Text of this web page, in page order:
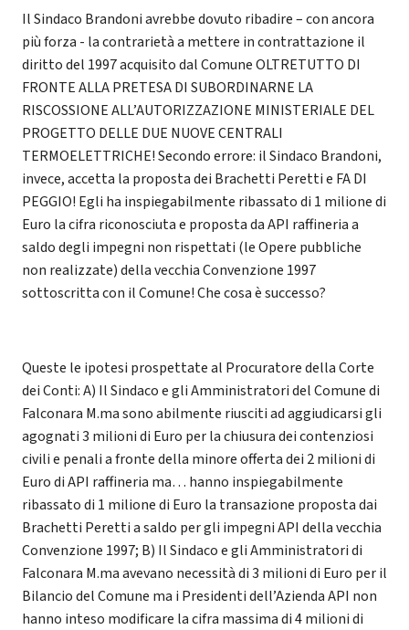
Il Sindaco Brandoni avrebbe dovuto ribadire – con ancora
più forza - la contrarietà a mettere in contrattazione il
diritto del 1997 acquisito dal Comune OLTRETUTTO DI
FRONTE ALLA PRETESA DI SUBORDINARNE LA
RISCOSSIONE ALL’AUTORIZZAZIONE MINISTERIALE DEL
PROGETTO DELLE DUE NUOVE CENTRALI
TERMOELETTRICHE! Secondo errore: il Sindaco Brandoni,
invece, accetta la proposta dei Brachetti Peretti e FA DI
PEGGIO! Egli ha inspiegabilmente ribassato di 1 milione di
Euro la cifra riconosciuta e proposta da API raffineria a
saldo degli impegni non rispettati (le Opere pubbliche
non realizzate) della vecchia Convenzione 1997
sottoscritta con il Comune! Che cosa è successo?
Queste le ipotesi prospettate al Procuratore della Corte
dei Conti: A) Il Sindaco e gli Amministratori del Comune di
Falconara M.ma sono abilmente riusciti ad aggiudicarsi gli
agognati 3 milioni di Euro per la chiusura dei contenziosi
civili e penali a fronte della minore offerta dei 2 milioni di
Euro di API raffineria ma… hanno inspiegabilmente
ribassato di 1 milione di Euro la transazione proposta dai
Brachetti Peretti a saldo per gli impegni API della vecchia
Convenzione 1997; B) Il Sindaco e gli Amministratori di
Falconara M.ma avevano necessità di 3 milioni di Euro per il
Bilancio del Comune ma i Presidenti dell’Azienda API non
hanno inteso modificare la cifra massima di 4 milioni di